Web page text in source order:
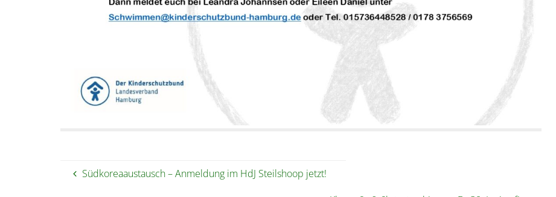
Südkoreaaustausch – Anmeldung im HdJ Steilshoop jetzt!